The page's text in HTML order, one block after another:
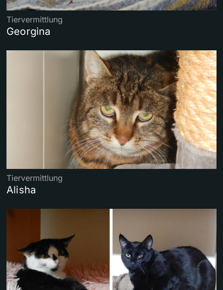
Tiervermittlung
Georgina
Tiervermittlung
Alisha